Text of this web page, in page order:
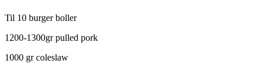
Til 10 burger boller
1200-1300gr pulled pork
1000 gr coleslaw